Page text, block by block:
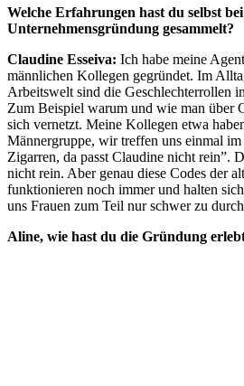
Welche Erfahrungen hast du selbst
Unternehmensgründung gesammelt?
Claudine Esseiva: Ich habe meine
männlichen Kollegen gegründet. Im
Arbeitswelt sind die Geschlechterrollen
Zum Beispiel warum und wie man über
sich vernetzt. Meine Kollegen etwa
Männergruppe, wir treffen uns einmal im
Zigarren, da passt Claudine nicht rein”.
nicht rein. Aber genau diese Codes der
funktionieren noch immer und halten
uns Frauen zum Teil nur schwer zu
Aline, wie hast du die Gründung